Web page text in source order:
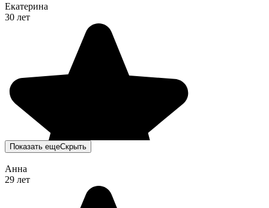
Екатерина
30 лет
Показать ещеСкрыть
Анна
29 лет